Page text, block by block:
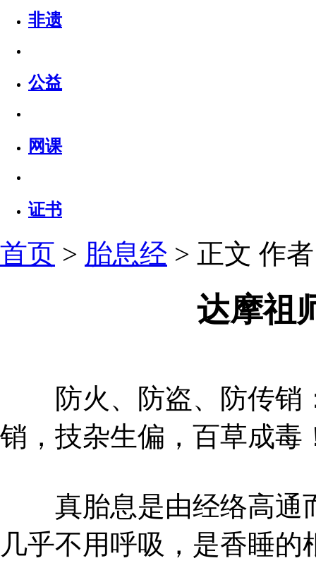
非遗
公益
网课
证书
首页 > 胎息经 > 正文 作
达摩祖
防火、防盗、防传销
销，技杂生偏，百草成毒
真胎息是由经络高通
几乎不用呼吸，是香睡的